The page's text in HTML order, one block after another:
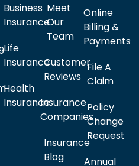
Business
Insurance
Life
Insurance
Health
Insurance
Meet
Our
Team
Customer
Reviews
Insurance
Companies
Insurance
Blog
Online
Billing &
Payments
File A
Claim
Policy
Change
Request
Annual